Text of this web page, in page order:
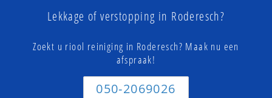
Lekkage of verstopping in Roderesch?
Zoekt u riool reiniging in Roderesch? Maak nu een
afspraak!
050-2069026